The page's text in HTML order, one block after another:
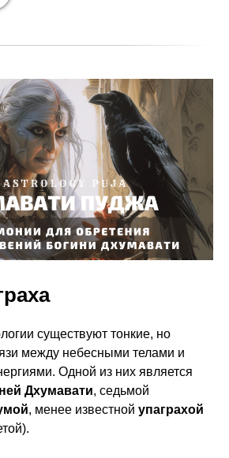
существуют тонкие, но
между небесными телами и
Одной из них является
Дхумавати, седьмой
, менее известной упаграхой